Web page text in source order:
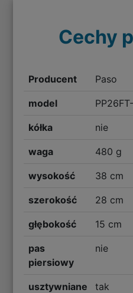
Cechy
Producent Paso
model
kółka nie
waga 480 g
wysokość 38 cm
szerokość 28 cm
głębokość 15 cm
pas
piersiowy
nie
usztywniane
tak